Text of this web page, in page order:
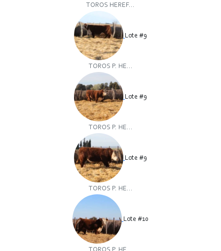
TOROS HEREF...
Lote #9
TOROS P. HE...
Lote #9
TOROS P. HE...
Lote #9
TOROS P. HE...
Lote #10